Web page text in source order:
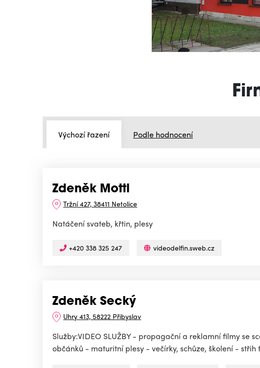
Výchozí řazení Podle hodnocení
Zdeněk Mottl
Tržní 427, 38411 Netolice
Natáčení svateb, křtin, plesy
+420 338 325 247 videodelfin.sweb.cz
Zdeněk Secký
Uhry 413, 58222 Přibyslav
Služby:VIDEO SLUŽBY - propagační a reklamní filmy se
občánků - maturitní plesy - večírky, schůze, školení - střih